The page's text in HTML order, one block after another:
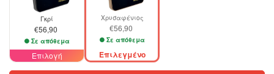
Γκρί
€56,90
Σε απόθεμα
Επιλογή
Χρυσαφένιος
€56,90
Σε απόθεμα
Επιλεγμένο